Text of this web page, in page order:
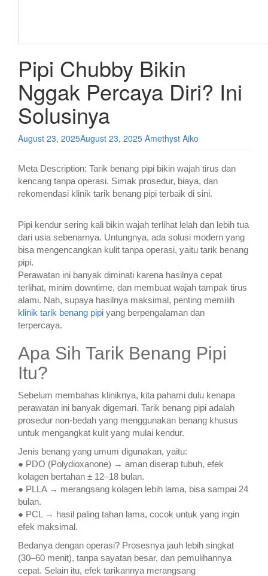
Pipi Chubby Bikin
Nggak Percaya Diri? Ini
Solusinya
August 23, 2025August 23, 2025 Amethyst Aiko
Meta Description: Tarik benang pipi bikin wajah tirus dan
kencang tanpa operasi. Simak prosedur, biaya, dan
rekomendasi klinik tarik benang pipi terbaik di sini.
Pipi kendur sering kali bikin wajah terlihat lelah dan lebih tua
dari usia sebenarnya. Untungnya, ada solusi modern yang
bisa mengencangkan kulit tanpa operasi, yaitu tarik benang
pipi.
Perawatan ini banyak diminati karena hasilnya cepat
terlihat, minim downtime, dan membuat wajah tampak tirus
alami. Nah, supaya hasilnya maksimal, penting memilih
klinik tarik benang pipi yang berpengalaman dan
terpercaya.
Apa Sih Tarik Benang Pipi
Itu?
Sebelum membahas kliniknya, kita pahami dulu kenapa
perawatan ini banyak digemari. Tarik benang pipi adalah
prosedur non-bedah yang menggunakan benang khusus
untuk mengangkat kulit yang mulai kendur.
Jenis benang yang umum digunakan, yaitu:
● PDO (Polydioxanone) → aman diserap tubuh, efek
kolagen bertahan ± 12–18 bulan.
● PLLA → merangsang kolagen lebih lama, bisa sampai 24
bulan.
● PCL → hasil paling tahan lama, cocok untuk yang ingin
efek maksimal.
Bedanya dengan operasi? Prosesnya jauh lebih singkat
(30–60 menit), tanpa sayatan besar, dan pemulihannya
cepat. Selain itu, efek tarikannya merangsang